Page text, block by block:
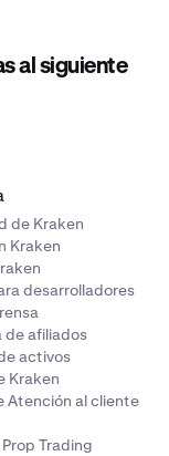
al siguiente
de Kraken
Kraken
desarrolladores
de afiliados
activos
Kraken
Atención al cliente
Trading